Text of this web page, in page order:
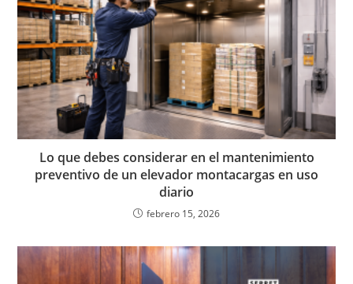
Lo que debes considerar en el mantenimiento
preventivo de un elevador montacargas en uso
diario
febrero 15, 2026